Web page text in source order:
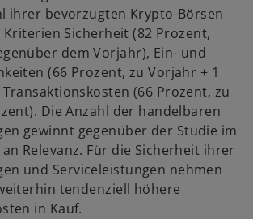
ihrer bevorzugten Krypto-Börsen
Sicherheit (82 Prozent,
dem Vorjahr), Ein- und
(66 Prozent, zu Vorjahr + 1
(66 Prozent, zu
Die Anzahl der handelbaren
gewinnt gegenüber der Studie im
Relevanz. Für die Sicherheit ihrer
und Serviceleistungen nehmen
tendenziell höhere
in Kauf.